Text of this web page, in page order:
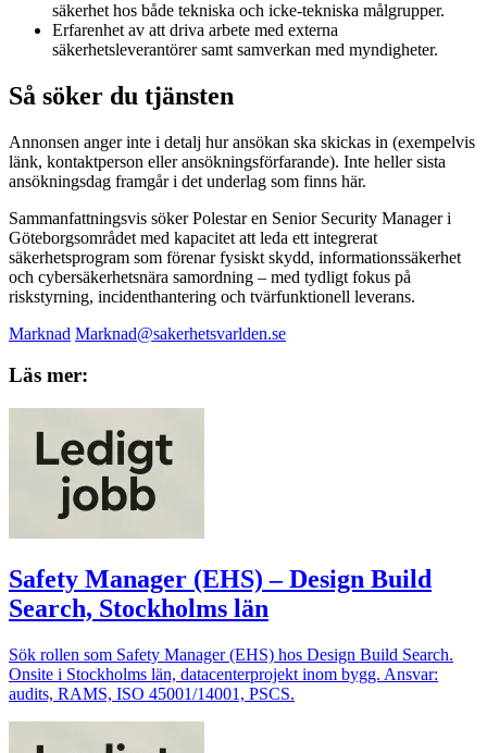
säkerhet hos både tekniska och icke-tekniska målgrupper.
Erfarenhet av att driva arbete med externa
säkerhetsleverantörer samt samverkan med myndigheter.
Så söker du tjänsten
Annonsen anger inte i detalj hur ansökan ska skickas in (exempelvis
länk, kontaktperson eller ansökningsförfarande). Inte heller sista
ansökningsdag framgår i det underlag som finns här.
Sammanfattningsvis söker Polestar en Senior Security Manager i
Göteborgsområdet med kapacitet att leda ett integrerat
säkerhetsprogram som förenar fysiskt skydd, informationssäkerhet
och cybersäkerhetsnära samordning – med tydligt fokus på
riskstyrning, incidenthantering och tvärfunktionell leverans.
Marknad Marknad@sakerhetsvarlden.se
Läs mer:
Safety Manager (EHS) – Design Build
Search, Stockholms län
Sök rollen som Safety Manager (EHS) hos Design Build Search.
Onsite i Stockholms län, datacenterprojekt inom bygg. Ansvar:
audits, RAMS, ISO 45001/14001, PSCS.